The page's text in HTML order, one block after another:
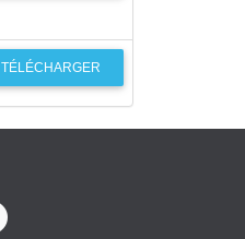
TÉLÉCHARGER